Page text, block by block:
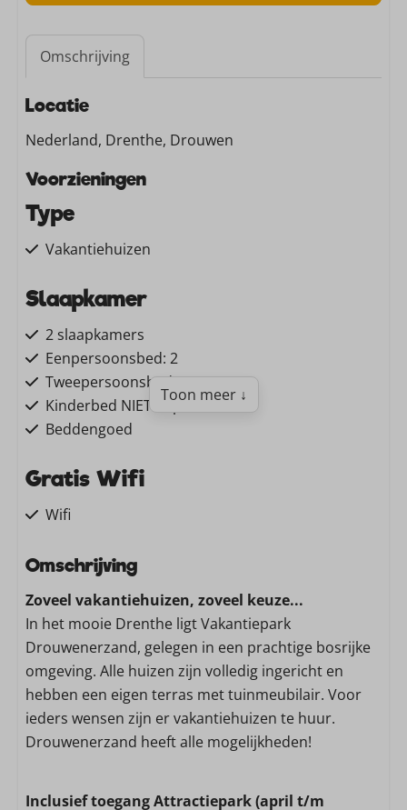
Omschrijving
Locatie
Nederland, Drenthe, Drouwen
Voorzieningen
Type
Vakantiehuizen
Slaapkamer
2 slaapkamers
Eenpersoonsbed: 2
Tweepersoonsbed: 1
Kinderbed NIET te plaatsen
Beddengoed
Gratis Wifi
Wifi
Wassen en drogen
Stofzuiger
Wasmachine
Keuken
Vaatwasser
Magnetron: Combimagnetron
Koelkast: Zonder vriesvak
Toon meer ↓
Omschrijving
Zoveel vakantiehuizen, zoveel keuze...
In het mooie Drenthe ligt Vakantiepark
Drouwenerzand, gelegen in een prachtige bosrijke
omgeving. Alle huizen zijn volledig ingericht en
hebben een eigen terras met tuinmeubilair. Voor
ieders wensen zijn er vakantiehuizen te huur.
Drouwenerzand heeft alle mogelijkheden!
Inclusief toegang Attractiepark (april t/m